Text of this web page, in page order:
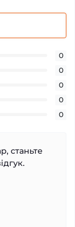
0
0
0
0
0
станьте